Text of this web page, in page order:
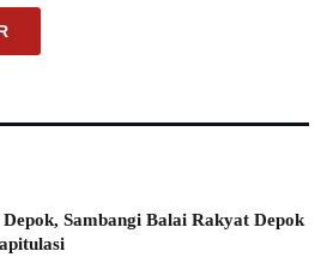
Sambangi Balai Rakyat Depok